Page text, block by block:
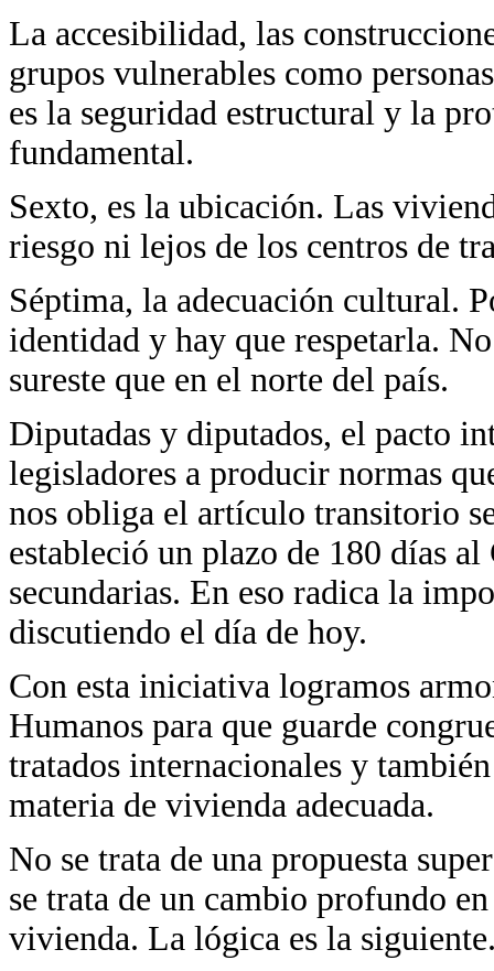
La accesibilidad, las
grupos vulnerables como
es la seguridad estructural y la
fundamental.
Sexto, es la ubicación. Las
riesgo ni lejos de los centros de
Séptima, la adecuación cultural.
identidad y hay que respetarla.
sureste que en el norte del país.
Diputadas y diputados, el pacto
legisladores a producir normas
nos obliga el artículo transitorio
estableció un plazo de 180 días
secundarias. En eso radica la
discutiendo el día de hoy.
Con esta iniciativa logramos
Humanos para que guarde
tratados internacionales y
materia de vivienda adecuada.
No se trata de una propuesta
se trata de un cambio profundo
vivienda. La lógica es la